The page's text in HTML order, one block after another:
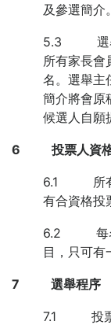
及參選簡介。
5.3 選舉
所有家長會
名。選舉主
簡介將會原
候選人自願
6 投票人資
6.1 所有
有合資格投
6.2 每名
目，只可有
7 選舉程序
7.1 投票